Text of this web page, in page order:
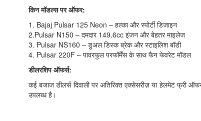
किन मॉडल्स पर ऑफर:
1. Bajaj Pulsar 125 Neon – हल्का और स्पोर्टी डिजाइन
2.Pulsar N150 – दमदार 149.6cc इंजन और बेहतर माइलेज
3. Pulsar NS160 – डुअल डिस्क ब्रेक और स्टाइलिश बॉडी
4. Pulsar 220F – पावरफुल परफॉर्मेंस के साथ फैन फेवरेट मॉडल
डीलरशिप ऑफर्स:
कई बजाज डीलर्स दिवाली पर अतिरिक्त एक्सेसरीज़ या हेलमेट फ्री
उपलब्ध है।